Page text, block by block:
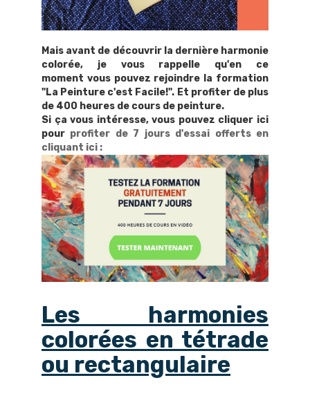
Mais avant de découvrir la dernière harmonie
colorée, je vous rappelle qu'en ce
moment vous pouvez rejoindre la formation
"La Peinture c'est Facile!". Et profiter de plus
de 400 heures de cours de peinture.
Si ça vous intéresse, vous pouvez cliquer ici
pour profiter de 7 jours d'essai offerts en
cliquant ici :
Les harmonies
colorées en tétrade
ou rectangulaire